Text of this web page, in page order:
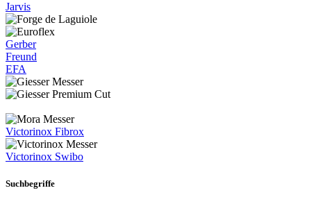
Jarvis
Gerber
Freund
EFA
Victorinox Fibrox
Victorinox Swibo
Suchbegriffe